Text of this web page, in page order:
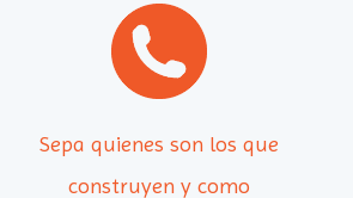
Sepa quienes son los que
construyen y como